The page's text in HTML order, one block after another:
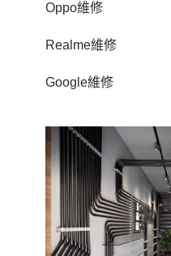
Oppo維修
Realme維修
Google維修